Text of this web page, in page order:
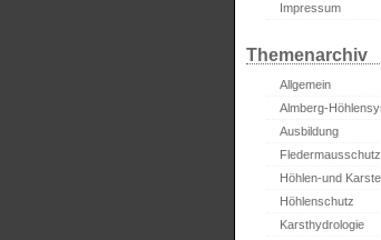
Impressum
Themenarchiv
Allgemein
Almberg-
Ausbildung
Fledermausschutz
Höhlen-und
Höhlenschutz
Karsthydrologie